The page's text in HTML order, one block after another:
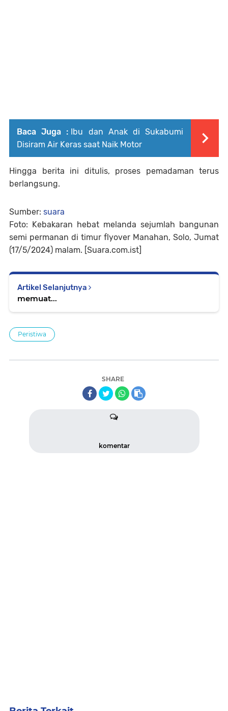
Baca Juga : Ibu dan Anak di Sukabumi
Disiram Air Keras saat Naik Motor
Hingga berita ini ditulis, proses pemadaman terus
berlangsung.
Sumber: suara
Foto: Kebakaran hebat melanda sejumlah bangunan
semi permanan di timur flyover Manahan, Solo, Jumat
(17/5/2024) malam. [Suara.com.ist]
Artikel Selanjutnya
memuat...
Peristiwa
SHARE
komentar